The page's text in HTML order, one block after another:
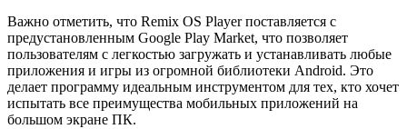
Важно отметить, что Remix OS Player поставляется с
предустановленным Google Play Market, что позволяет
пользователям с легкостью загружать и устанавливать любые
приложения и игры из огромной библиотеки Android. Это
делает программу идеальным инструментом для тех, кто хочет
испытать все преимущества мобильных приложений на
большом экране ПК.